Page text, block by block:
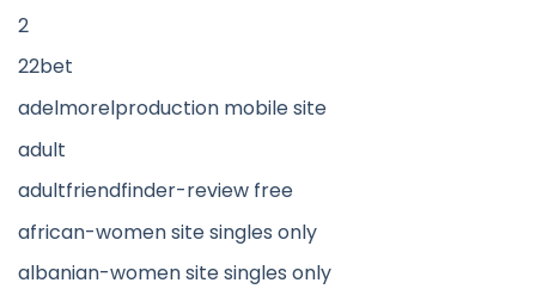
2
22bet
adelmorelproduction mobile site
adult
adultfriendfinder-review free
african-women site singles only
albanian-women site singles only